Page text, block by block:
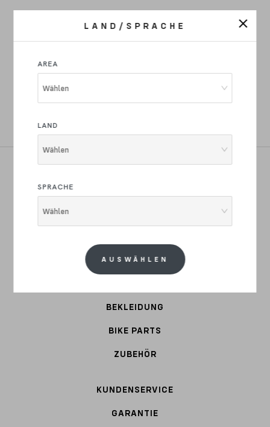
LAND/SPRACHE
AREA
Wählen
LAND
Wählen
SPRACHE
Wählen
AUSWÄHLEN
Ich erkläre, dass ich das
authorisiere die Verarbeitung meiner persönlichen Daten für
GRAVEL
E-BIKE
COMMUTER
BEKLEIDUNG
BIKE PARTS
ZUBEHÖR
KUNDENSERVICE
GARANTIE